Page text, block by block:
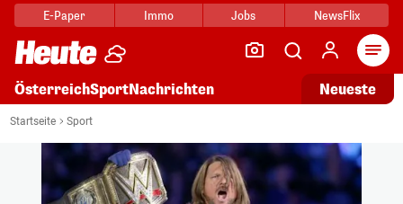
E-Paper Immo Jobs NewsFlix
ÖsterreichSportNachrichten Neueste
Startseite Sport